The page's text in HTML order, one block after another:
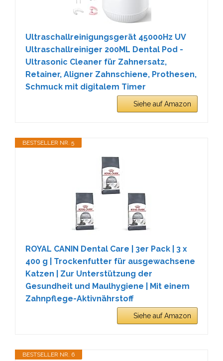
Ultraschallreinigungsgerät 45000Hz UV
Ultraschallreiniger 200ML Dental Pod -
Ultrasonic Cleaner für Zahnersatz,
Retainer, Aligner Zahnschiene, Prothesen,
Schmuck mit digitalem Timer
Siehe auf Amazon
BESTSELLER NR. 5
ROYAL CANIN Dental Care | 3er Pack | 3 x
400 g | Trockenfutter für ausgewachsene
Katzen | Zur Unterstützung der
Gesundheit und Maulhygiene | Mit einem
Zahnpflege-Aktivnährstoff
Siehe auf Amazon
BESTSELLER NR. 6